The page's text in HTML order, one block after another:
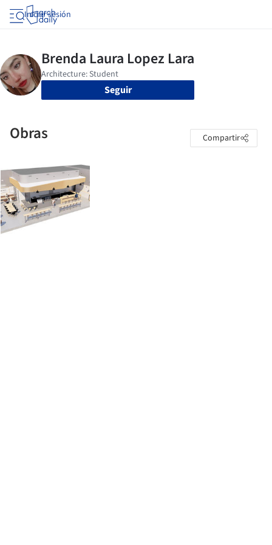
Iniciar sesión
Seguir
Obras Compartir